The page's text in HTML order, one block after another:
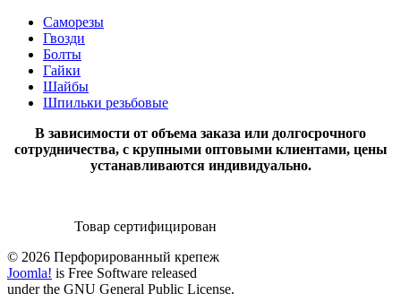
Саморезы
Гвозди
Болты
Гайки
Шайбы
Шпильки резьбовые
В зависимости от объема заказа или долгосрочного
сотрудничества, с крупными оптовыми клиентами, цены
устанавливаются индивидуально.
Товар сертифицирован
© 2026 Перфорированный крепеж
Joomla! is Free Software released
under the GNU General Public License.